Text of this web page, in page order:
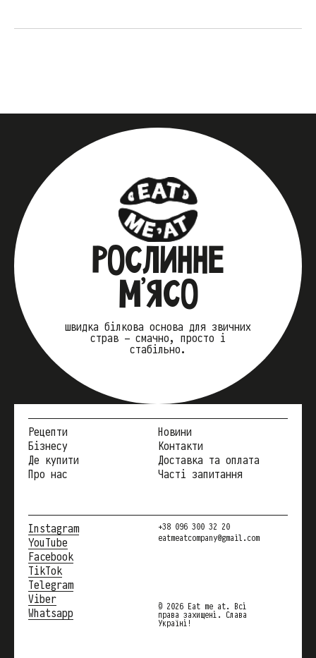
РОСЛИННЕ
М’ЯСО
швидка білкова основа для звичних
страв — смачно, просто і
стабільно.
Рецепти
Бізнесу
Де купити
Про нас
Новини
Контакти
Доставка та оплата
Часті запитання
Instagram
YouTube
Facebook
TikTok
Telegram
Viber
Whatsapp
+38 096 300 32 20
eatmeatcompany@gmail.com
© 2026 Eat me at. Всі
права захищені. Слава
Україні!